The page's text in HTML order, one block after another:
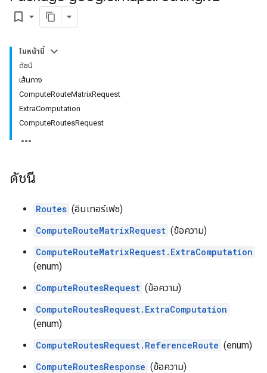
bookmark_border
ในหน้านี้
ดัชนี
เส้นทาง
ComputeRouteMatrixRequest
ExtraComputation
ComputeRoutesRequest
ดัชนี
Routes (อินเทอร์เฟซ)
ComputeRouteMatrixRequest (ข้อความ)
ComputeRouteMatrixRequest.ExtraComputation
(enum)
ComputeRoutesRequest (ข้อความ)
ComputeRoutesRequest.ExtraComputation
(enum)
ComputeRoutesRequest.ReferenceRoute (enum)
ComputeRoutesResponse (ข้อความ)